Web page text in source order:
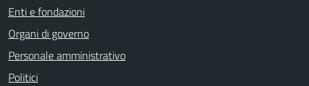
Enti e fondazioni
Organi di governo
Personale amministrativo
Politici